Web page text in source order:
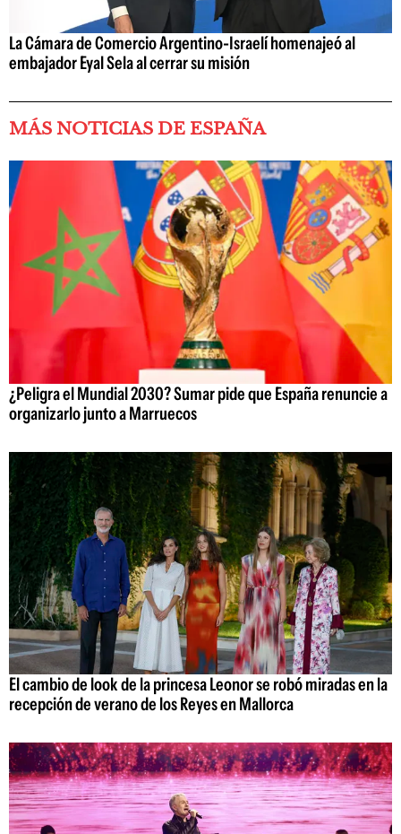
La Cámara de Comercio Argentino-Israelí homenajeó al
embajador Eyal Sela al cerrar su misión
MÁS NOTICIAS DE ESPAÑA
¿Peligra el Mundial 2030? Sumar pide que España renuncie a
organizarlo junto a Marruecos
El cambio de look de la princesa Leonor se robó miradas en la
recepción de verano de los Reyes en Mallorca